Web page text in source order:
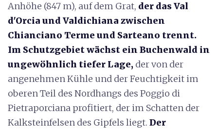
Anhöhe (847 m), auf dem Grat, der das Val
d'Orcia und Valdichiana zwischen
Chianciano Terme und Sarteano trennt.
Im Schutzgebiet wächst ein Buchenwald in
ungewöhnlich tiefer Lage, der von der
angenehmen Kühle und der Feuchtigkeit im
oberen Teil des Nordhangs des Poggio di
Pietraporciana profitiert, der im Schatten der
Kalksteinfelsen des Gipfels liegt. Der